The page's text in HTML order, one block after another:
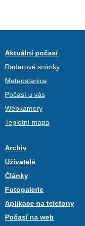
Aktuální počasí
Radarové snímky
Meteostanice
Počasí u vás
Webkamery
Teplotní mapa
Archiv
Uživatelé
Články
Fotogalerie
Aplikace na telefony
Počasí na web